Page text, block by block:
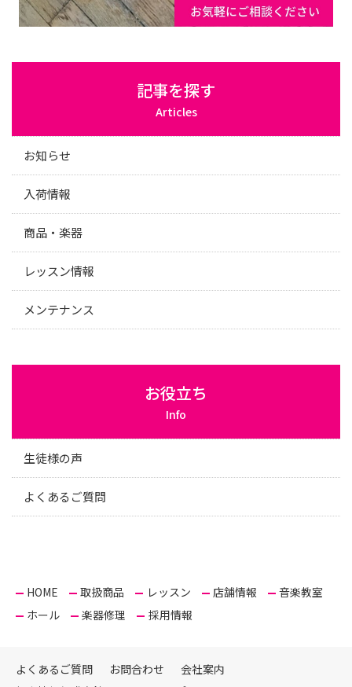
記事を探す
Articles
お知らせ
入荷情報
商品・楽器
レッスン情報
メンテナンス
お役立ち
Info
生徒様の声
よくあるご質問
HOME 取扱商品 レッスン 店舗情報
音楽教室
ホール
楽器修理 採用情報
よくあるご質問 お問合わせ
会社案内